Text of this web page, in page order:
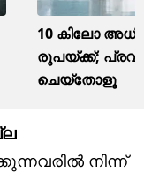
10 കിലോ
രൂപയ്ക്ക്;
ചെയ്‌തോളൂ
നിന്ന്